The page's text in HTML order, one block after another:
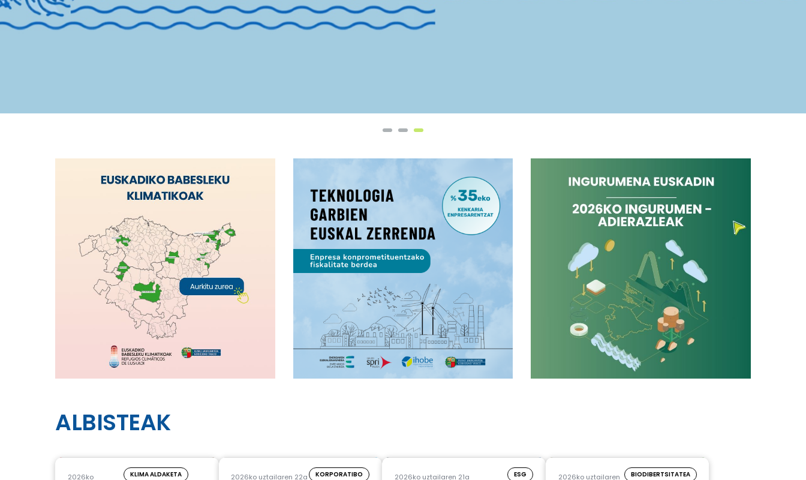
ALBISTEAK
2026ko
KLIMA ALDAKETA
2026ko uztailaren 22a KORPORATIBO 2026ko uztailaren 21a ESG 2026ko uztailaren BIODIBERTSITATEA